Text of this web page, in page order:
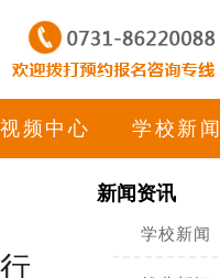
视频中心 学校新闻
新闻资讯
学校新闻